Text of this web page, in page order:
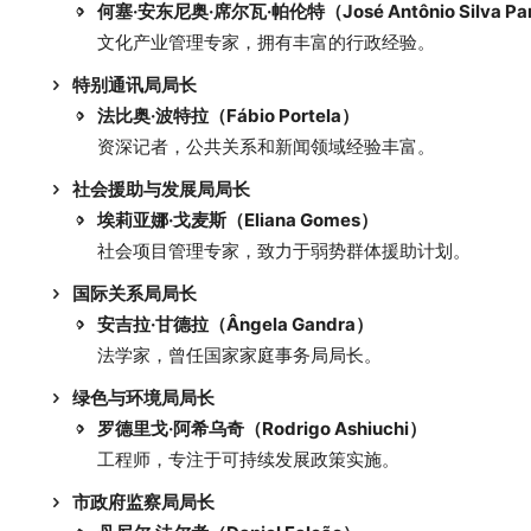
何塞·安东尼奥·席尔瓦·帕伦特（José Antônio Silva
文化产业管理专家，拥有丰富的行政经验。
特别通讯局局长
法比奥·波特拉（Fábio Portela）
资深记者，公共关系和新闻领域经验丰富。
社会援助与发展局局长
埃莉亚娜·戈麦斯（Eliana Gomes）
社会项目管理专家，致力于弱势群体援助计划。
国际关系局局长
安吉拉·甘德拉（Ângela Gandra）
法学家，曾任国家家庭事务局局长。
绿色与环境局局长
罗德里戈·阿希乌奇（Rodrigo Ashiuchi）
工程师，专注于可持续发展政策实施。
市政府监察局局长